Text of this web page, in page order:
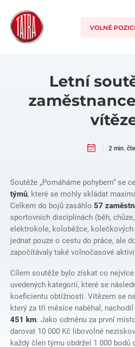
VOLNÉ
Letní
2 min.
Soutěže „Pomáháme pohybem“ se
týmů, které se mohly skládat
Celkem do bojů zasáhlo 57
sportovních disciplínách (běh,
elektrokole, koloběžce,
jednat pouze o cestu do práce, ale
započítávaly také volnočasové
Cílem soutěže bylo získat co
uvedených kategorií, které se
koeficientu obtížnosti. Vítězem se
který za tři měsíce naběhal,
451 km. Jako odměnu za první
darovat 10 000 Kč libovolné
každý člen týmu obdržel 1 000 bodů